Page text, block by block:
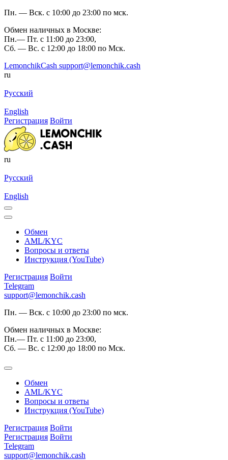
Пн. — Вск. с 10:00 до 23:00 по мск.
Обмен наличных в Москве:
Пн.— Пт. с 11:00 до 23:00,
Сб. — Вс. с 12:00 до 18:00 по Мск.
LemonchikCash support@lemonchik.cash
ru
Русский
English
Регистрация Войти
ru
Русский
English
Обмен
AML/KYC
Вопросы и ответы
Инструкция (YouTube)
Регистрация Войти
Telegram
support@lemonchik.cash
Пн. — Вск. с 10:00 до 23:00 по мск.
Обмен наличных в Москве:
Пн.— Пт. с 11:00 до 23:00,
Сб. — Вс. с 12:00 до 18:00 по Мск.
Обмен
AML/KYC
Вопросы и ответы
Инструкция (YouTube)
Регистрация Войти
Регистрация Войти
Telegram
support@lemonchik.cash